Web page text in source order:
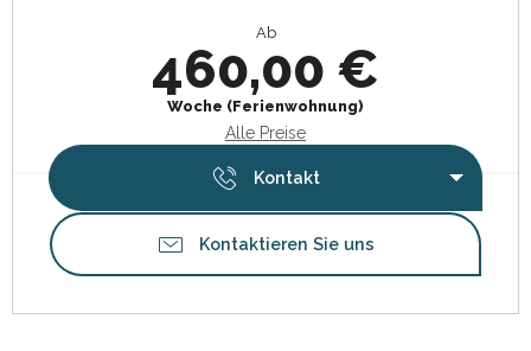
Ab
460,00 €
Woche (Ferienwohnung)
Alle Preise
Kontakt
Kontaktieren Sie uns